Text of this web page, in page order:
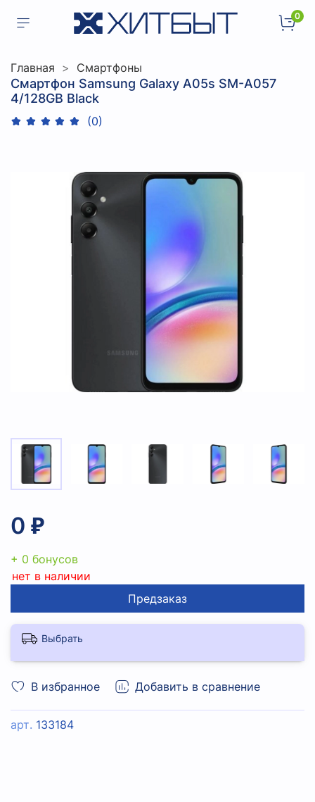
0
Главная Смартфоны
Смартфон Samsung Galaxy A05s SM-A057
4/128GB Black
(0)
В избранное Добавить в сравнение
арт. 133184
0 ₽
+ 0 бонусов
нет в наличии
Предзаказ
Выбрать